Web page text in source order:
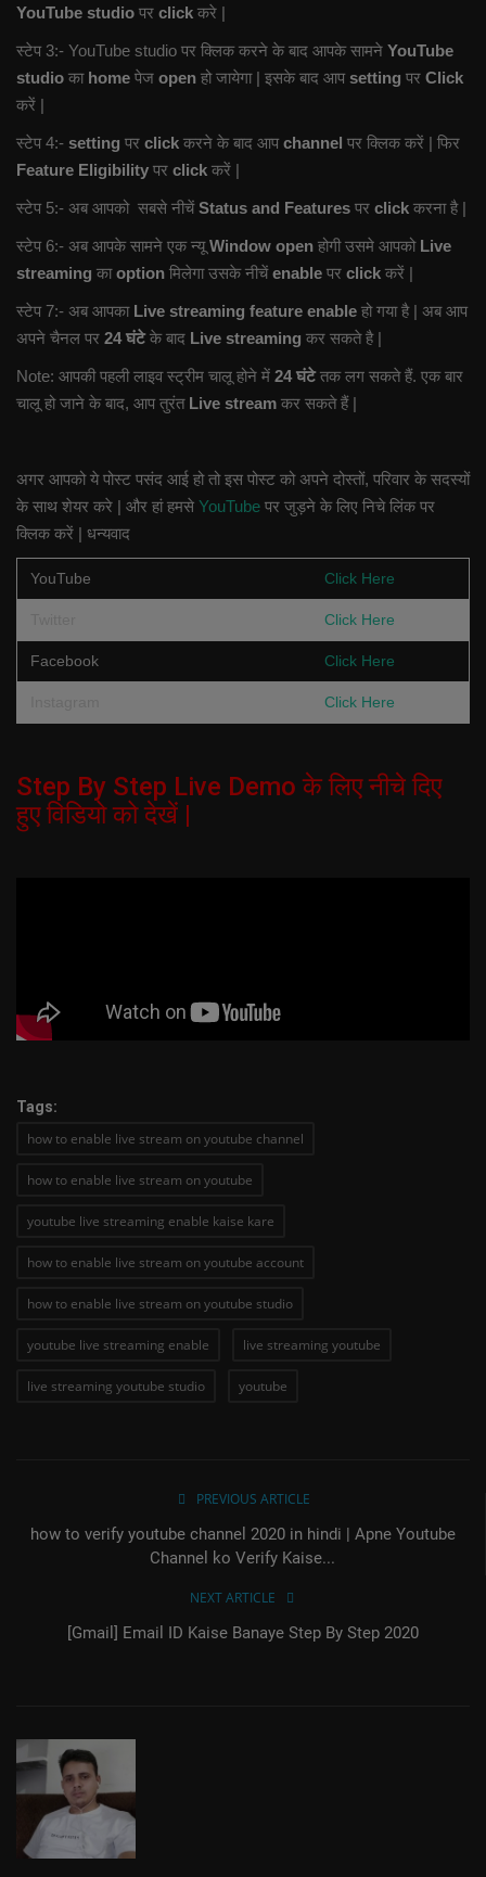
YouTube studio पर click करे |
स्टेप 3:- YouTube studio पर क्लिक करने के बाद आपके सामने YouTube
studio का home पेज open हो जायेगा | इसके बाद आप setting पर Click
करें |
स्टेप 4:- setting पर click करने के बाद आपchannel पर क्लिक करें | फिर
Feature Eligibility पर click करें |
स्टेप 5:- अब आपको सबसे नीचेंStatus and Features पर click करना है |
स्टेप 6:- अब आपके सामने एक न्यूWindow open होगी उसमे आपको Live
streaming काoption मिलेगा उसके नीचेंenable पर click करें |
स्टेप 7:- अब आपका Live streaming feature enable हो गया है | अब आप
अपने चैनल पर 24 घंटेके बाद Live streaming कर सकते है |
Note: आपकी पहली लाइव स्ट्रीम चालू होने में 24 घंटेतक लग सकते हैं. एक बार
चालू हो जाने के बाद, आप तुरंत Live stream कर सकते हैं |
अगर आपको ये पोस्ट पसंद आई हो तो इस पोस्ट को अपने दोस्तों, परिवार के सदस्यों
के साथ शेयर करे | और हां हमसे YouTube पर जुड़ने के लिए निचे लिंक पर
क्लिक करें | धन्यवाद
YouTube Click Here
Click Here
Facebook Click Here
Click Here
Step By Step Live Demo के लिए नीचे दिए
हुए विडियो को देखें |
Tags:
how to enable live stream on youtube channel
how to enable live stream on youtube
youtube live streaming enable kaise kare
how to enable live stream on youtube account
how to enable live stream on youtube studio
youtube live streaming enable live streaming youtube
live streaming youtube studio youtube
PREVIOUS ARTICLE
how to verify youtube channel 2020 in hindi | Apne Youtube
Channel ko Verify Kaise...
NEXT ARTICLE
[Gmail] Email ID Kaise Banaye Step By Step 2020